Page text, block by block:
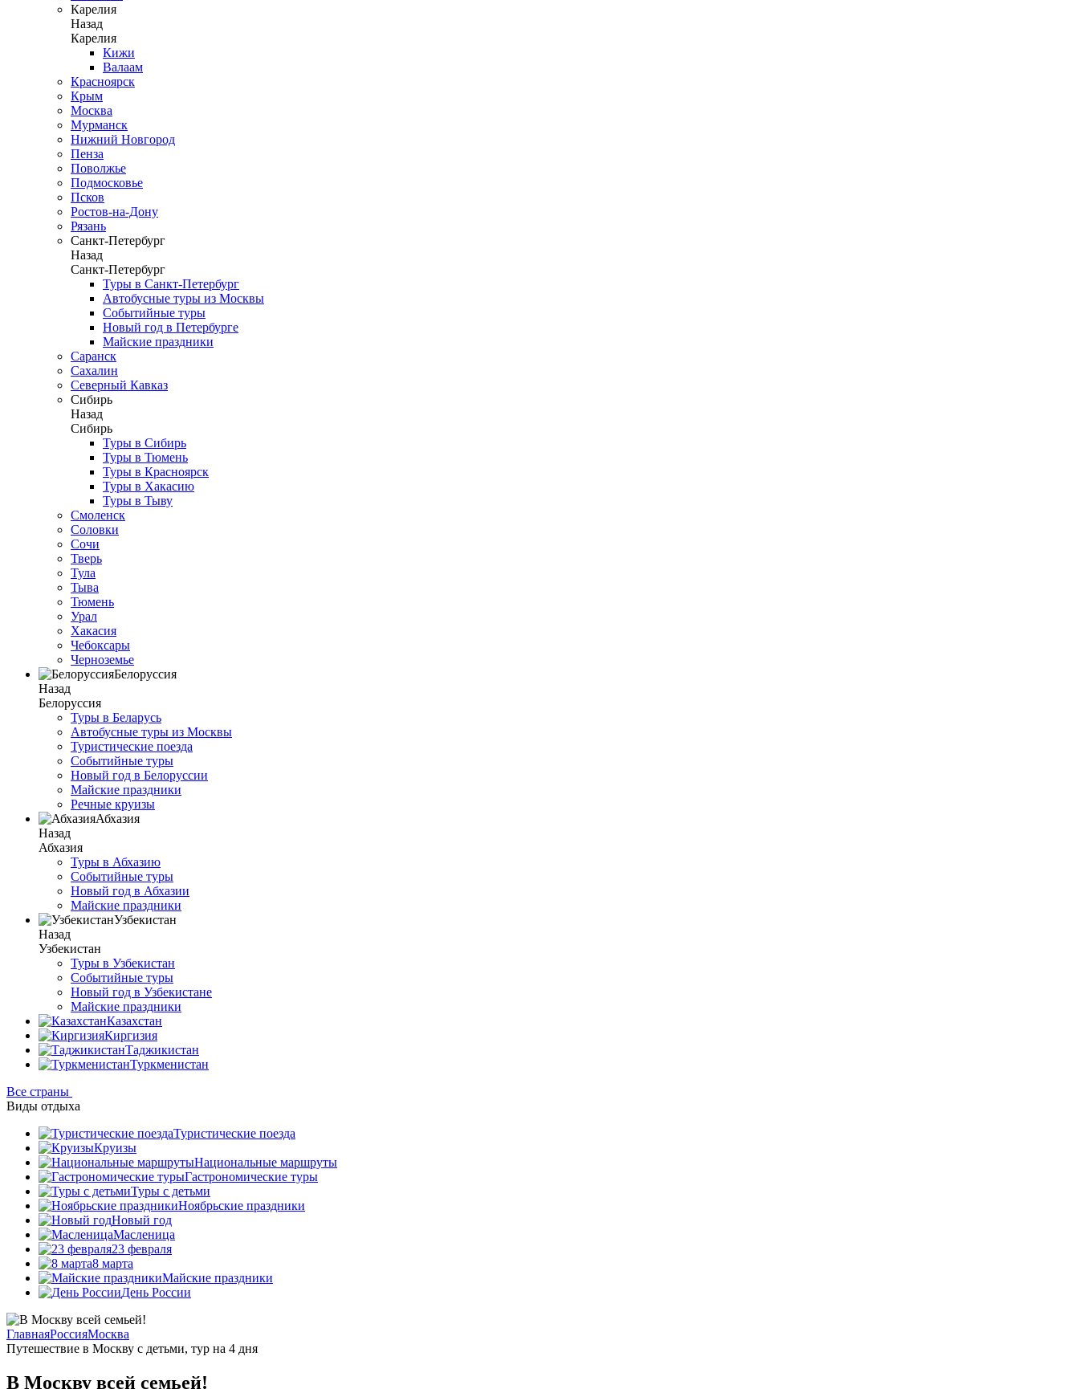
Карелия
Назад
Карелия
Кижи
Валаам
Красноярск
Крым
Москва
Мурманск
Нижний Новгород
Пенза
Поволжье
Подмосковье
Псков
Ростов-на-Дону
Рязань
Санкт-Петербург
Назад
Санкт-Петербург
Туры в Санкт-Петербург
Автобусные туры из Москвы
Событийные туры
Новый год в Петербурге
Майские праздники
Саранск
Сахалин
Северный Кавказ
Сибирь
Назад
Сибирь
Туры в Сибирь
Туры в Тюмень
Туры в Красноярск
Туры в Хакасию
Туры в Тыву
Смоленск
Соловки
Сочи
Тверь
Тула
Тыва
Тюмень
Урал
Хакасия
Чебоксары
Черноземье
Белоруссия
Назад
Белоруссия
Туры в Беларусь
Автобусные туры из Москвы
Туристические поезда
Событийные туры
Новый год в Белоруссии
Майские праздники
Речные круизы
Абхазия
Назад
Абхазия
Туры в Абхазию
Событийные туры
Новый год в Абхазии
Майские праздники
Узбекистан
Назад
Узбекистан
Туры в Узбекистан
Событийные туры
Новый год в Узбекистане
Майские праздники
Казахстан
Киргизия
Таджикистан
Туркменистан
Все страны
Виды отдыха
Туристические поезда
Круизы
Национальные маршруты
Гастрономические туры
Туры с детьми
Ноябрьские праздники
Новый год
Масленица
23 февраля
8 марта
Майские праздники
День России
ГлавнаяРоссияМосква
Путешествие в Москву с детьми, тур на 4 дня
В Москву всей семьей!